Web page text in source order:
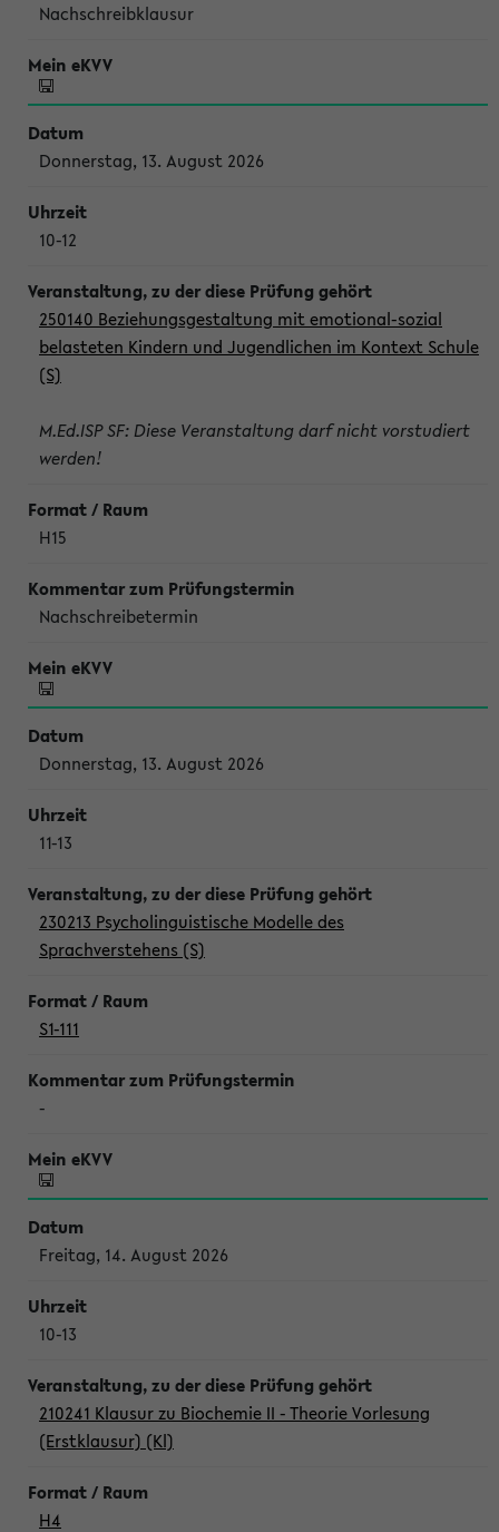
Nachschreibklausur
Donnerstag, 13. August 2026
10-12
250140 Beziehungsgestaltung mit emotional-sozial
belasteten Kindern und Jugendlichen im Kontext Schule
(S)
M.Ed.ISP SF: Diese Veranstaltung darf nicht vorstudiert
werden!
H15
Nachschreibetermin
Donnerstag, 13. August 2026
11-13
230213 Psycholinguistische Modelle des
Sprachverstehens (S)
S1-111
-
Freitag, 14. August 2026
10-13
210241 Klausur zu Biochemie II - Theorie Vorlesung
(Erstklausur) (Kl)
H4